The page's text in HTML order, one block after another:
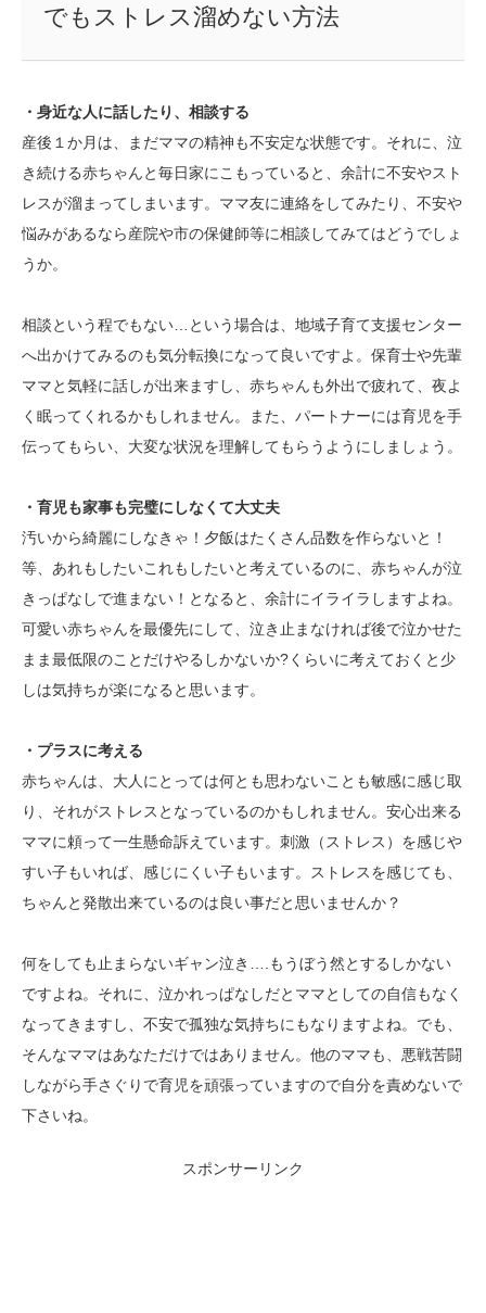
でもストレス溜めない方法
・身近な人に話したり、相談する
産後１か月は、まだママの精神も不安定な状態です。それに、泣
き続ける赤ちゃんと毎日家にこもっていると、余計に不安やスト
レスが溜まってしまいます。ママ友に連絡をしてみたり、不安や
悩みがあるなら産院や市の保健師等に相談してみてはどうでしょ
うか。
相談という程でもない…という場合は、地域子育て支援センター
へ出かけてみるのも気分転換になって良いですよ。保育士や先輩
ママと気軽に話しが出来ますし、赤ちゃんも外出で疲れて、夜よ
く眠ってくれるかもしれません。また、パートナーには育児を手
伝ってもらい、大変な状況を理解してもらうようにしましょう。
・育児も家事も完璧にしなくて大丈夫
汚いから綺麗にしなきゃ！夕飯はたくさん品数を作らないと！
等、あれもしたいこれもしたいと考えているのに、赤ちゃんが泣
きっぱなしで進まない！となると、余計にイライラしますよね。
可愛い赤ちゃんを最優先にして、泣き止まなければ後で泣かせた
まま最低限のことだけやるしかないか?くらいに考えておくと少
しは気持ちが楽になると思います。
・プラスに考える
赤ちゃんは、大人にとっては何とも思わないことも敏感に感じ取
り、それがストレスとなっているのかもしれません。安心出来る
ママに頼って一生懸命訴えています。刺激（ストレス）を感じや
すい子もいれば、感じにくい子もいます。ストレスを感じても、
ちゃんと発散出来ているのは良い事だと思いませんか？
何をしても止まらないギャン泣き….もうぼう然とするしかない
ですよね。それに、泣かれっぱなしだとママとしての自信もなく
なってきますし、不安で孤独な気持ちにもなりますよね。でも、
そんなママはあなただけではありません。他のママも、悪戦苦闘
しながら手さぐりで育児を頑張っていますので自分を責めないで
下さいね。
スポンサーリンク